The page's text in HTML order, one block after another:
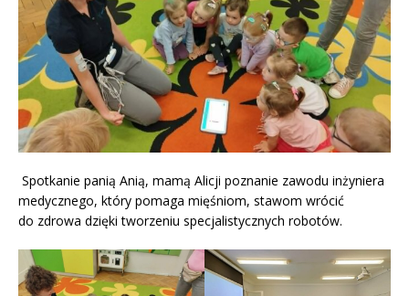
Spotkanie panią Anią, mamą Alicji poznanie zawodu inżyniera
medycznego, który pomaga mięśniom, stawom wrócić
do zdrowa dzięki tworzeniu specjalistycznych robotów.